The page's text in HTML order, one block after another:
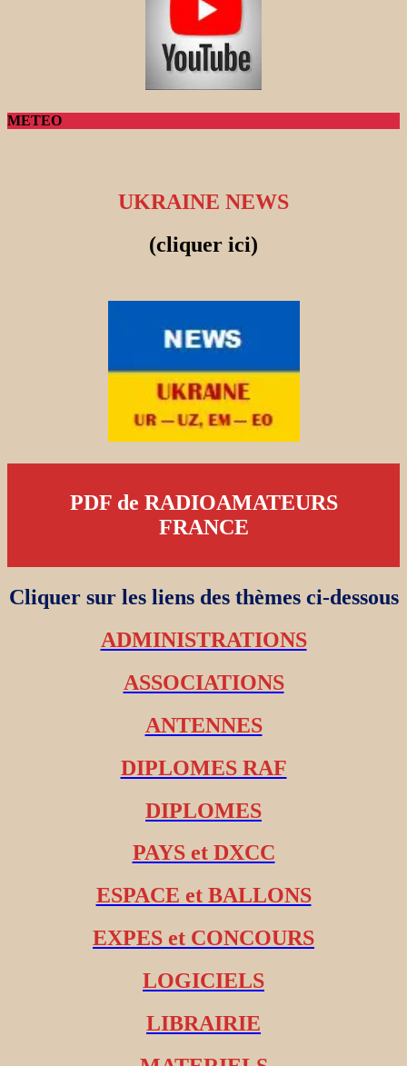
METEO
UKRAINE NEWS
(cliquer ici)
PDF de RADIOAMATEURS
FRANCE
Cliquer sur les liens des thèmes ci-dessous
ADMINISTRATIONS
ASSOCIATIONS
ANTENNES
DIPLOMES RAF
DIPLOMES
PAYS et DXCC
ESPACE et BALLONS
EXPES et CONCOURS
LOGICIELS
LIBRAIRIE